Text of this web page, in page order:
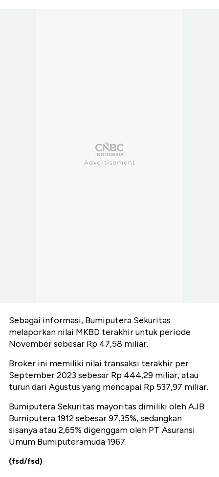
Sebagai informasi, Bumiputera Sekuritas
melaporkan nilai MKBD terakhir untuk periode
November sebesar Rp 47,58 miliar.
Broker ini memiliki nilai transaksi terakhir per
September 2023 sebesar Rp 444,29 miliar, atau
turun dari Agustus yang mencapai Rp 537,97 miliar.
Bumiputera Sekuritas mayoritas dimiliki oleh AJB
Bumiputera 1912 sebesar 97,35%, sedangkan
sisanya atau 2,65% digenggam oleh PT Asuransi
Umum Bumiputeramuda 1967.
(fsd/fsd)